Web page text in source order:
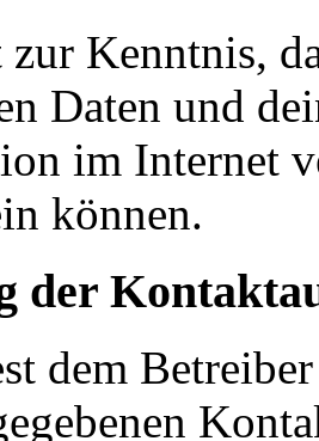
Kenntnis,
Daten und
im Internet
können.
der
dem